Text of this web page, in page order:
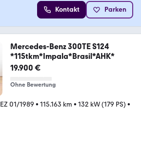
Kontakt Parken
Mercedes-Benz 300TE S124
*115tkm*Impala*Brasil*AHK*
19.900 €
Ohne Bewertung
EZ 01/1989 • 115.163 km • 132 kW (179 PS) •